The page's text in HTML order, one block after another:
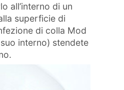
all’interno di un
superficie di
di colla Mod
interno) stendete